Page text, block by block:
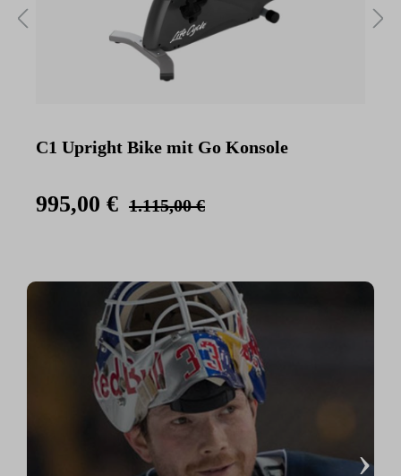
C1 Upright Bike mit Go Konsole
995,00 € 1.115,00 €
›